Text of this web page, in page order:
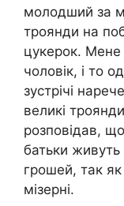
молодший за
троянди на
цукерок. Мене
чоловік, і то
зустрічі
великі
розповідав,
батьки живуть
грошей, так як
мізерні.